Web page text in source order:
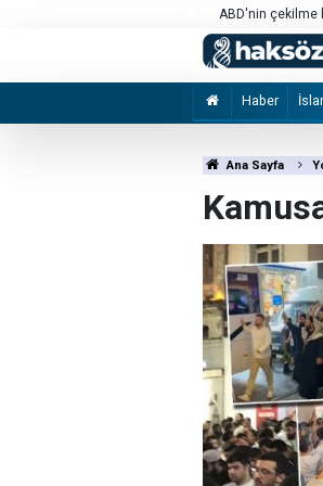
ABD, Irak'a ait
Haber
Ana Sayfa